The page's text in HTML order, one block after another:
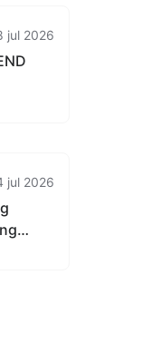
jul 2026
jul 2026